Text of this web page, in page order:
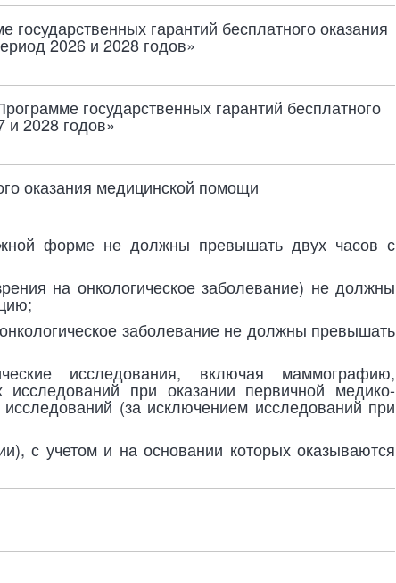
гарантий бесплатного оказания
2026 и 2028 годов»
государственных гарантий бесплатного
и 2028 годов»
оказания медицинской помощи
форме не должны превышать двух часов с
на онкологическое заболевание) не должны
заболевание не должны превышать
исследования, включая маммографию,
исследований при оказании первичной медико-
(за исключением исследований при
с учетом и на основании которых оказываются